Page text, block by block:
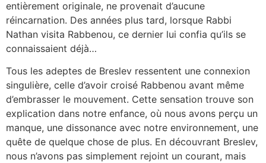
entièrement originale, ne provenait d’aucune
réincarnation. Des années plus tard, lorsque Rabbi
Nathan visita Rabbenou, ce dernier lui confia qu’ils se
connaissaient déjà…
Tous les adeptes de Breslev ressentent une connexion
singulière, celle d’avoir croisé Rabbenou avant même
d’embrasser le mouvement. Cette sensation trouve son
explication dans notre enfance, où nous avons perçu un
manque, une dissonance avec notre environnement, une
quête de quelque chose de plus. En découvrant Breslev,
nous n’avons pas simplement rejoint un courant, mais